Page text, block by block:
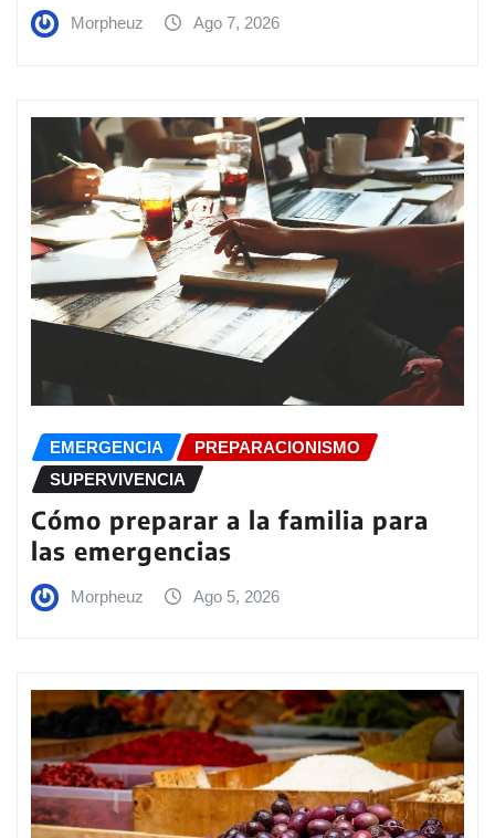
Morpheuz Ago 7, 2026
EMERGENCIA
PREPARACIONISMO
SUPERVIVENCIA
Cómo preparar a la familia para
las emergencias
Morpheuz Ago 5, 2026